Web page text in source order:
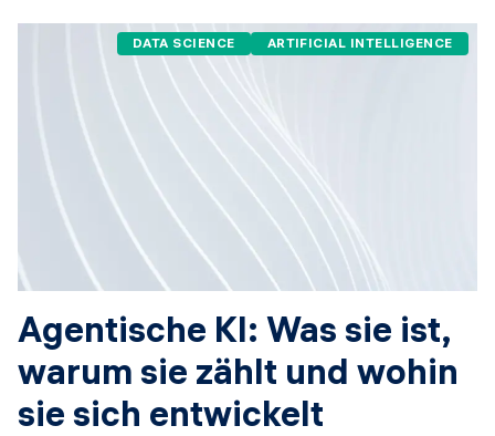
DATA SCIENCE ARTIFICIAL INTELLIGENCE
Agentische KI: Was sie ist,
warum sie zählt und wohin
sie sich entwickelt